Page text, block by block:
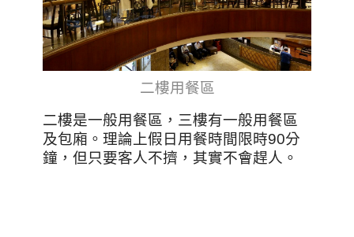
二樓用餐區
二樓是一般用餐區，三樓有一般用餐區
及包廂。理論上假日用餐時間限時90分
鐘，但只要客人不擠，其實不會趕人。